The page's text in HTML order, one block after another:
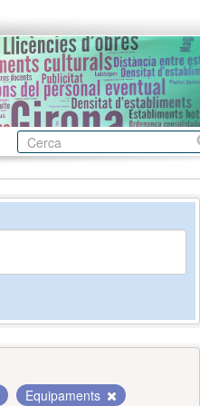
Equipaments